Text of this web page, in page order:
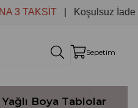
| Koşulsuz İade
Sepetim
Boya Tablolar